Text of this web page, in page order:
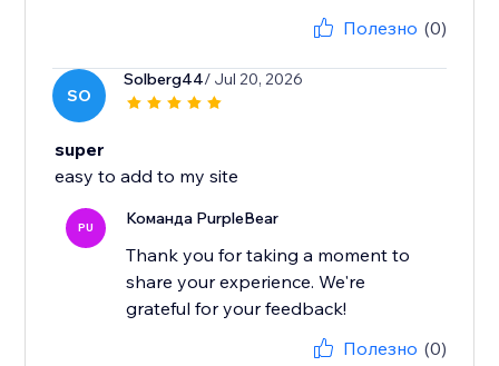
Полезно (0)
SO
Solberg44/ Jul 20, 2026
super
easy to add to my site
PU Команда PurpleBear
Thank you for taking a moment to
share your experience. We're
grateful for your feedback!
Полезно (0)